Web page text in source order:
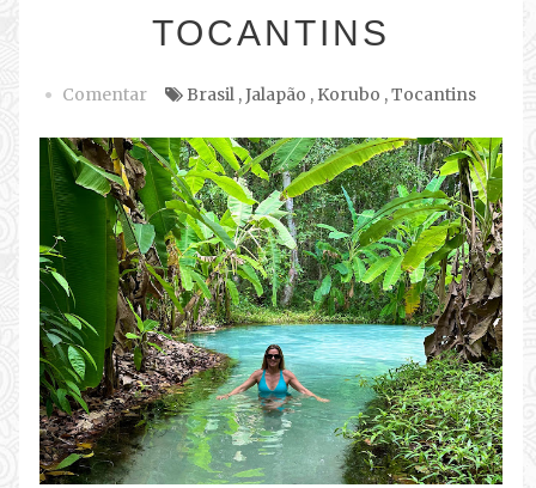
TOCANTINS
Comentar Brasil ,Jalapão , Korubo ,Tocantins